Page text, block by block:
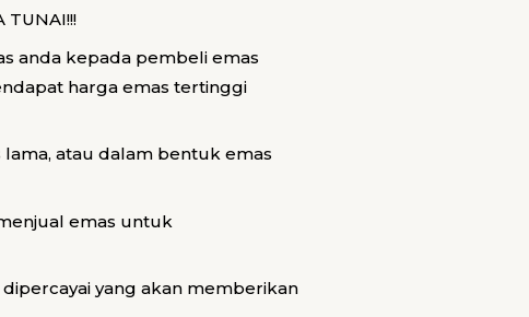
TUNAI!!!
anda kepada pembeli emas
harga emas tertinggi
atau dalam bentuk emas
emas untuk
yang akan memberikan